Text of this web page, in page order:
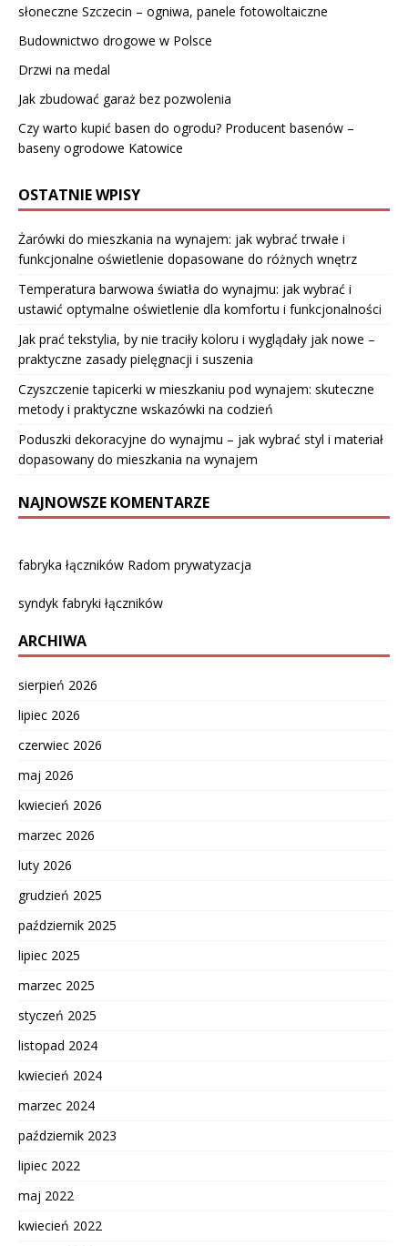
słoneczne Szczecin – ogniwa, panele fotowoltaiczne
Budownictwo drogowe w Polsce
Drzwi na medal
Jak zbudować garaż bez pozwolenia
Czy warto kupić basen do ogrodu? Producent basenów –
baseny ogrodowe Katowice
OSTATNIE WPISY
Żarówki do mieszkania na wynajem: jak wybrać trwałe i
funkcjonalne oświetlenie dopasowane do różnych wnętrz
Temperatura barwowa światła do wynajmu: jak wybrać i
ustawić optymalne oświetlenie dla komfortu i funkcjonalności
Jak prać tekstylia, by nie traciły koloru i wyglądały jak nowe –
praktyczne zasady pielęgnacji i suszenia
Czyszczenie tapicerki w mieszkaniu pod wynajem: skuteczne
metody i praktyczne wskazówki na codzień
Poduszki dekoracyjne do wynajmu – jak wybrać styl i materiał
dopasowany do mieszkania na wynajem
NAJNOWSZE KOMENTARZE
fabryka łączników Radom prywatyzacja
syndyk fabryki łączników
ARCHIWA
sierpień 2026
lipiec 2026
czerwiec 2026
maj 2026
kwiecień 2026
marzec 2026
luty 2026
grudzień 2025
październik 2025
lipiec 2025
marzec 2025
styczeń 2025
listopad 2024
kwiecień 2024
marzec 2024
październik 2023
lipiec 2022
maj 2022
kwiecień 2022